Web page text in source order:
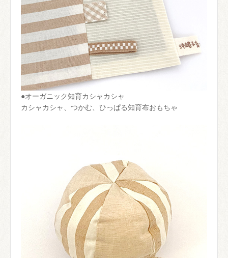
●オーガニック知育カシャカシャ
カシャカシャ、つかむ、ひっぱる知育布おもちゃ